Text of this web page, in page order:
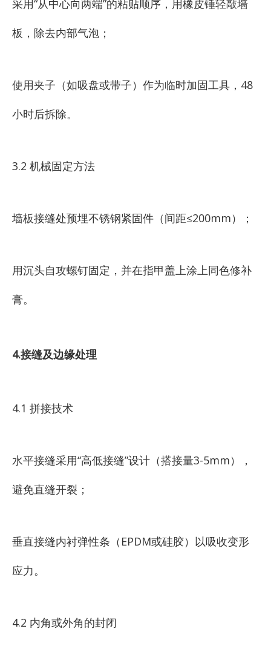
采用“从中心向两端”的粘贴顺序，用橡皮锤轻敲墙
板，除去内部气泡；
使用夹子（如吸盘或带子）作为临时加固工具，48
小时后拆除。
3.2 机械固定方法
墙板接缝处预埋不锈钢紧固件（间距≤200mm）；
用沉头自攻螺钉固定，并在指甲盖上涂上同色修补
膏。
4.接缝及边缘处理
4.1 拼接技术
水平接缝采用“高低接缝”设计（搭接量3-5mm），
避免直缝开裂；
垂直接缝内衬弹性条（EPDM或硅胶）以吸收变形
应力。
4.2 内角或外角的封闭